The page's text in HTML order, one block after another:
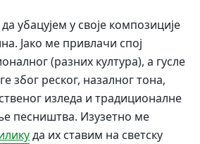
убацујем у своје композиције
Јако ме привлачи спој
(разних култура), а гусле
због реског, назалног тона,
изледа и традиционалне
песништва. Изузетно ме
да их ставим на светску